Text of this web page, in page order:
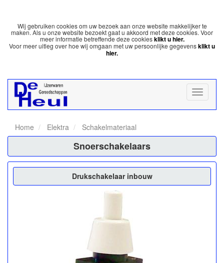
Wij gebruiken cookies om uw bezoek aan onze website makkelijker te
maken. Als u onze website bezoekt gaat u akkoord met deze cookies. Voor
meer informatie betreffende deze cookiesklikt u hier.
Voor meer uitleg over hoe wij omgaan met uw persoonlijke gegevensklikt u
hier.
Home Elektra Schakelmateriaal
Snoerschakelaars
Drukschakelaar inbouw